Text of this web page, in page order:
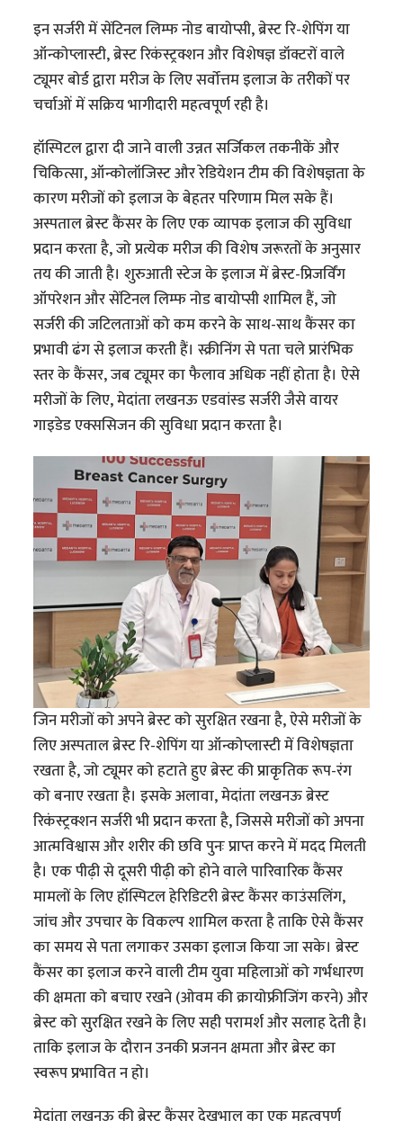
इन सर्जरी में सेंटिनल लिम्फ नोड बायोप्सी, ब्रेस्ट रि-शेपिंग या
ऑन्कोप्लास्टी, ब्रेस्ट रिकंस्ट्रक्शन और विशेषज्ञ डॉक्टरों वाले
ट्यूमर बोर्ड द्वारा मरीज के लिए सर्वोत्तम इलाज के तरीकों पर
चर्चाओं में सक्रिय भागीदारी महत्वपूर्ण रही है।
हॉस्पिटल द्वारा दी जाने वाली उन्नत सर्जिकल तकनीकें और
चिकित्सा, ऑन्कोलॉजिस्ट और रेडियेशन टीम की विशेषज्ञता के
कारण मरीजों को इलाज के बेहतर परिणाम मिल सके हैं।
अस्पताल ब्रेस्ट कैंसर के लिए एक व्यापक इलाज की सुविधा
प्रदान करता है, जो प्रत्येक मरीज की विशेष जरूरतों के अनुसार
तय की जाती है। शुरुआती स्टेज के इलाज में ब्रेस्ट-प्रिजर्विंग
ऑपरेशन और सेंटिनल लिम्फ नोड बायोप्सी शामिल हैं, जो
सर्जरी की जटिलताओं को कम करने के साथ-साथ कैंसर का
प्रभावी ढंग से इलाज करती हैं। स्क्रीनिंग से पता चले प्रारंभिक
स्तर के कैंसर, जब ट्यूमर का फैलाव अधिक नहीं होता है। ऐसे
मरीजों के लिए, मेदांता लखनऊ एडवांस्ड सर्जरी जैसे वायर
गाइडेड एक्ससिजन की सुविधा प्रदान करता है।
जिन मरीजों को अपने ब्रेस्ट को सुरक्षित रखना है, ऐसे मरीजों के
लिए अस्पताल ब्रेस्ट रि-शेपिंग या ऑन्कोप्लास्टी में विशेषज्ञता
रखता है, जो ट्यूमर को हटाते हुए ब्रेस्ट की प्राकृतिक रूप-रंग
को बनाए रखता है। इसके अलावा, मेदांता लखनऊ ब्रेस्ट
रिकंस्ट्रक्शन सर्जरी भी प्रदान करता है, जिससे मरीजों को अपना
आत्मविश्वास और शरीर की छवि पुनः प्राप्त करने में मदद मिलती
है। एक पीढ़ी से दूसरी पीढ़ी को होने वाले पारिवारिक कैंसर
मामलों के लिए हॉस्पिटल हेरिडिटरी ब्रेस्ट कैंसर काउंसलिंग,
जांच और उपचार के विकल्प शामिल करता है ताकि ऐसे कैंसर
का समय से पता लगाकर उसका इलाज किया जा सके। ब्रेस्ट
कैंसर का इलाज करने वाली टीम युवा महिलाओं को गर्भधारण
की क्षमता को बचाए रखने (ओवम की क्रायोफ्रीजिंग करने) और
ब्रेस्ट को सुरक्षित रखने के लिए सही परामर्श और सलाह देती है।
ताकि इलाज के दौरान उनकी प्रजनन क्षमता और ब्रेस्ट का
स्वरूप प्रभावित न हो।